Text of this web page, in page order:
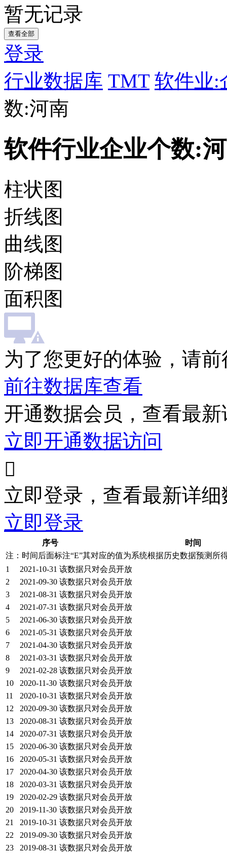
暂无记录
查看全部
登录
行业数据库 TMT 软件业:
数:河南
软件行业企业个数:
柱状图
折线图
曲线图
阶梯图
面积图
为了您更好的体验，请
前往数据库查看
开通数据会员，查看最
立即开通数据访问

立即登录，查看最新详细
立即登录
序号
时间
注：时间后面标注“E”其对应的值为系统根据历史数据预测所
1
2021-10-31 该数据只对会员开放
2
2021-09-30 该数据只对会员开放
3
2021-08-31 该数据只对会员开放
4
2021-07-31 该数据只对会员开放
5
2021-06-30 该数据只对会员开放
6
2021-05-31 该数据只对会员开放
7
2021-04-30 该数据只对会员开放
8
2021-03-31 该数据只对会员开放
9
2021-02-28 该数据只对会员开放
10
2020-11-30 该数据只对会员开放
11
2020-10-31 该数据只对会员开放
12
2020-09-30 该数据只对会员开放
13
2020-08-31 该数据只对会员开放
14
2020-07-31 该数据只对会员开放
15
2020-06-30 该数据只对会员开放
16
2020-05-31 该数据只对会员开放
17
2020-04-30 该数据只对会员开放
18
2020-03-31 该数据只对会员开放
19
2020-02-29 该数据只对会员开放
20
2019-11-30 该数据只对会员开放
21
2019-10-31 该数据只对会员开放
22
2019-09-30 该数据只对会员开放
23
2019-08-31 该数据只对会员开放